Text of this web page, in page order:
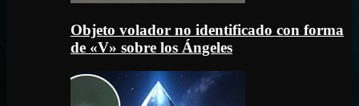
Objeto volador no identificado con forma
de «V» sobre los Ángeles